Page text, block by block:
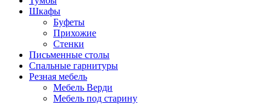
Шкафы
Буфеты
Прихожие
Стенки
Письменные столы
Спальные гарнитуры
Резная мебель
Мебель Верди
Мебель под старину